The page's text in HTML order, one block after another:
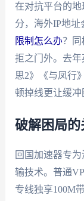
在对抗平台的地
分，海外IP地址
限制怎么办？同
拒之门外。去年
思2》《与凤行
顿掉线更让缓冲
破解困局的
回国加速器专
输技术。普通
专线独享100M